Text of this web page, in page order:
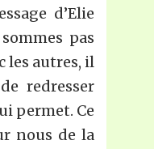
d’Elie
pas
les autres, il
redresser
permet. Ce
nous de la